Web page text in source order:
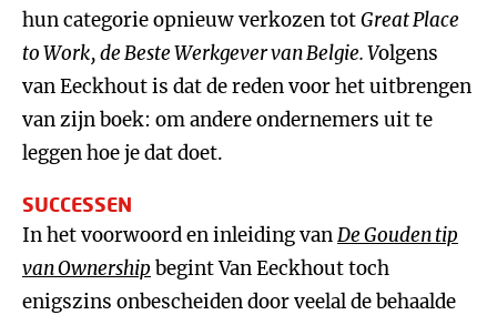
hun categorie opnieuw verkozen totGreat Place
to Work, de Beste Werkgever van Belgie. Volgens
van Eeckhout is dat de reden voor het uitbrengen
van zijn boek: om andere ondernemers uit te
leggen hoe je dat doet.
SUCCESSEN
In het voorwoord en inleiding vanDe Gouden tip
van Ownership begint Van Eeckhout toch
enigszins onbescheiden door veelal de behaalde